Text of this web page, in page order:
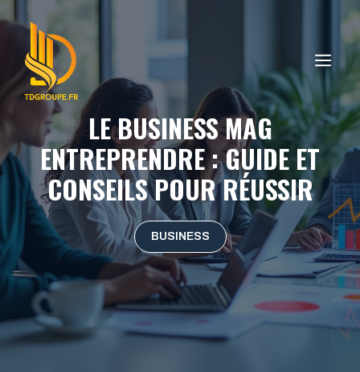
contenu
LE BUSINESS MAG
ENTREPRENDRE : GUIDE ET
CONSEILS POUR RÉUSSIR
BUSINESS